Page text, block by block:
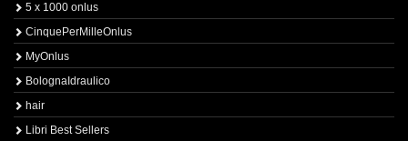
5 x 1000 onlus
CinquePerMilleOnlus
MyOnlus
BolognaIdraulico
hair
Libri Best Sellers